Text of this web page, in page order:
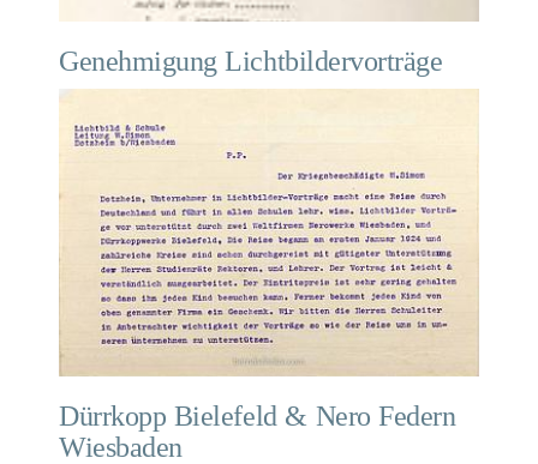
Genehmigung Lichtbildervorträge
Dürrkopp Bielefeld & Nero Federn
Wiesbaden